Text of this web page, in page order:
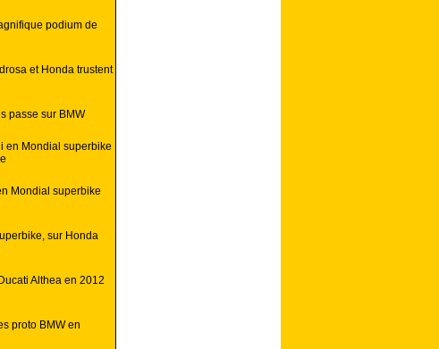
podium de
et Honda trustent
passe sur BMW
en Mondial superbike
Mondial superbike
sur Honda
Althea en 2012
proto BMW en